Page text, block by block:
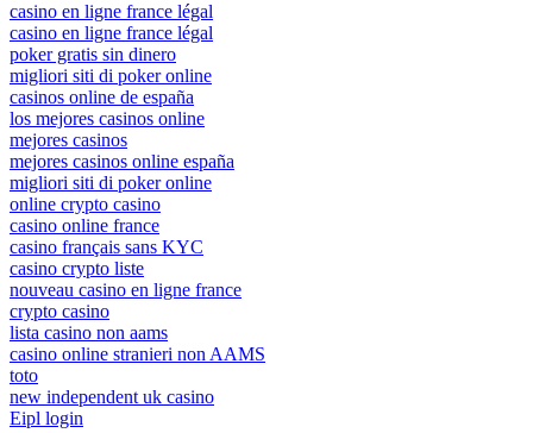
casino en ligne france légal
casino en ligne france légal
poker gratis sin dinero
migliori siti di poker online
casinos online de españa
los mejores casinos online
mejores casinos
mejores casinos online españa
migliori siti di poker online
online crypto casino
casino online france
casino français sans KYC
casino crypto liste
nouveau casino en ligne france
crypto casino
lista casino non aams
casino online stranieri non AAMS
toto
new independent uk casino
Eipl login